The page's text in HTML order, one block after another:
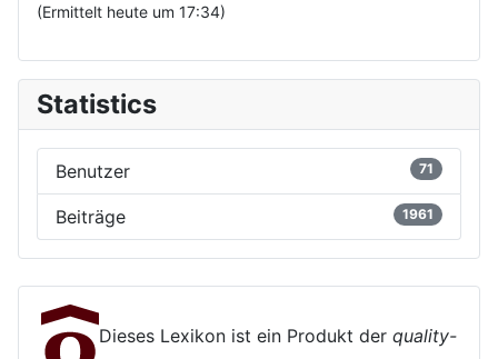
(Ermittelt heute um 17:34)
Statistics
Benutzer 71
Beiträge 1961
Dieses Lexikon ist ein Produkt der quality-